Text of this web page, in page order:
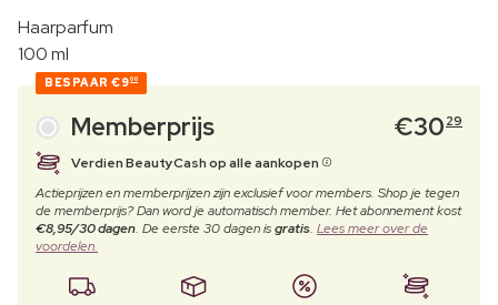
Haarparfum
100 ml
BESPAAR €900
Memberprijs €30 29
Verdien BeautyCash op alle aankopen
Actieprijzen en memberprijzen zijn exclusief voor members. Shop je tegen
de memberprijs? Dan word je automatisch member. Het abonnement kost
€8,95/30 dagen. De eerste 30 dagen isgratis. Lees meer over de
voordelen.